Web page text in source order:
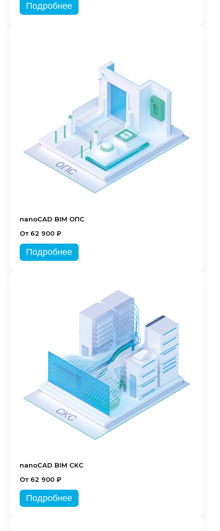
Подробнее
nanoCAD BIM ОПС
От 62 900 ₽
Подробнее
nanoCAD BIM СКС
От 62 900 ₽
Подробнее